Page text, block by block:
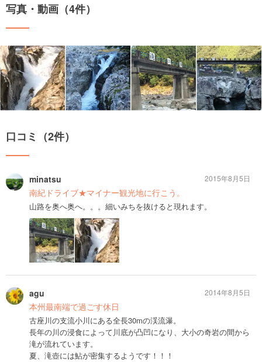
写真・動画（4件）
口コミ（2件）
minatsu
南紀ドライブ★マイナー観光地に行こう。
山路を奥へ奥へ。。。細いみちを抜けると現れます。
2015年8月5日
agu
本州最南端で過ごす休日
古座川の支流小川にある全長30mの渓流瀑。
長年の川の浸食によって川底が凸凹になり、大小の奇岩の間から
滝が流れています。
夏、滝壺には鮎が密集するようです！！！
2014年8月5日